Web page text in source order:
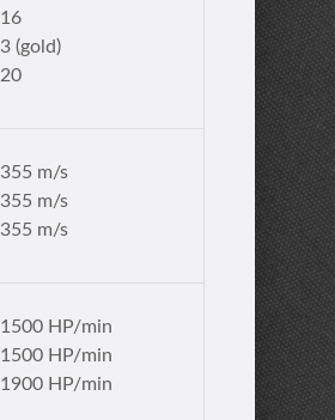
16
3 (gold)
20
355 m/s
355 m/s
355 m/s
1500 HP/min
1500 HP/min
1900 HP/min